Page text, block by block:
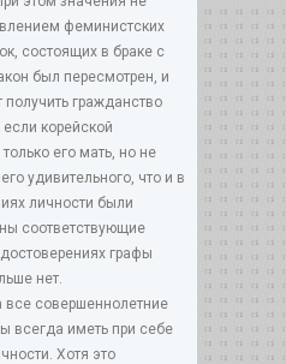
феминистских
состоящих в браке с
был пересмотрен, и
гражданство
корейской
его мать, но не
удивительного, что и в
личности были
соответствующие
графы
нет.
все совершеннолетние
всегда иметь при себе
Хотя это